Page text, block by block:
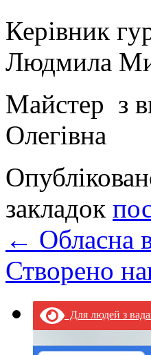
Людмила
Майстер з
Олегівна
закладок
← Обласна
Створено
Для людей з